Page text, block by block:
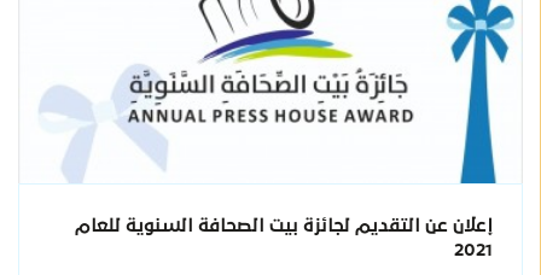
إعلان عن التقديم لجائزة بيت الصحافة السنوية للعام
2021